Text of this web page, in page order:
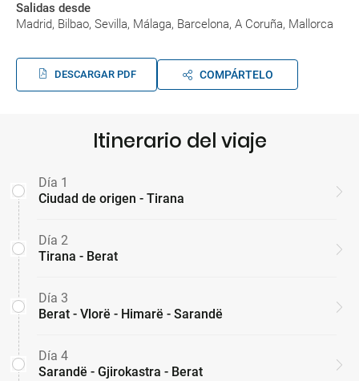
Salidas desde
Madrid, Bilbao, Sevilla, Málaga, Barcelona, A Coruña, Mallorca
DESCARGAR PDF COMPÁRTELO
Itinerario del viaje
Día 1
Ciudad de origen - Tirana
Día 2
Tirana - Berat
Día 3
Berat - Vlorë - Himarë - Sarandë
Día 4
Sarandë - Gjirokastra - Berat